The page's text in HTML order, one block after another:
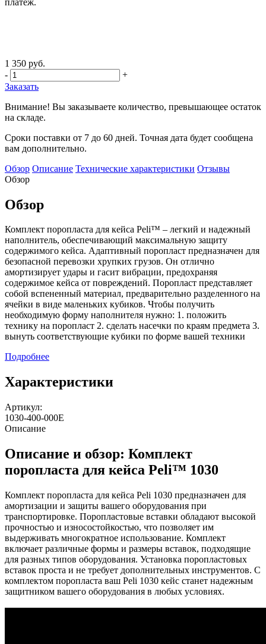
1 350 руб.
-
+
Заказать
Внимание! Вы заказываете количество, превышающее остаток
на складе.
Сроки поставки от 7 до 60 дней. Точная дата будет сообщена
вам дополнительно.
Обзор Описание Технические характеристики Отзывы
Обзор
Обзор
Комплект поропласта для кейса Peli™ – легкий и надежный
наполнитель, обеспечивающий максимальную защиту
содержимого кейса. Адаптивный поропласт предназначен для
безопасной перевозки хрупких грузов. Он отлично
амортизирует удары и гасит вибрации, предохраняя
содержимое кейса от повреждений. Поропласт представляет
собой вспененный материал, предварительно разделенного на
ячейки в виде маленьких кубиков. Чтобы получить
необходимую форму наполнителя нужно: 1. положить
технику на поропласт 2. сделать насечки по краям предмета 3.
вынуть соответствующие кубики по форме вашей техники
Подробнее
Характеристики
Артикул:
1030-400-000E
Описание
Описание и обзор: Комплект
поропласта для кейса Peli™ 1030
Комплект поропласта для кейса Peli 1030 предназначен для
амортизации и защиты вашего оборудования при
транспортировке. Поропластовые вставки обладают высокой
прочностью и износостойкостью, что позволяет им
выдерживать многократное использование. Комплект
включает различные формы и размеры вставок, подходящие
для разных типов оборудования. Установка поропластовых
вставок проста и не требует дополнительных инструментов. С
комплектом поропласта ваш Peli 1030 кейс станет надежным
защитником вашего оборудования в любых условиях.